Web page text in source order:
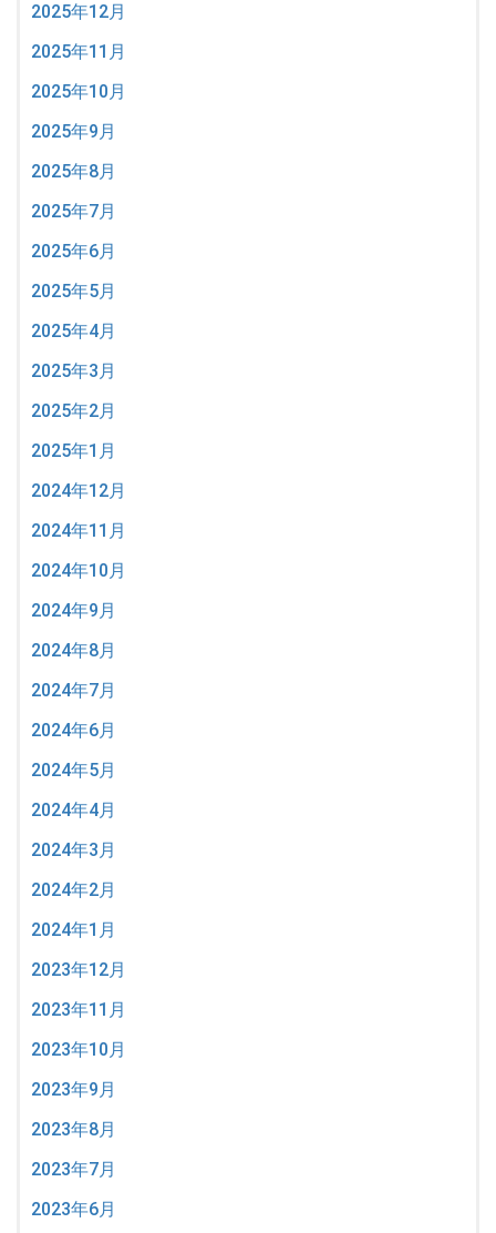
2025年12月
2025年11月
2025年10月
2025年9月
2025年8月
2025年7月
2025年6月
2025年5月
2025年4月
2025年3月
2025年2月
2025年1月
2024年12月
2024年11月
2024年10月
2024年9月
2024年8月
2024年7月
2024年6月
2024年5月
2024年4月
2024年3月
2024年2月
2024年1月
2023年12月
2023年11月
2023年10月
2023年9月
2023年8月
2023年7月
2023年6月